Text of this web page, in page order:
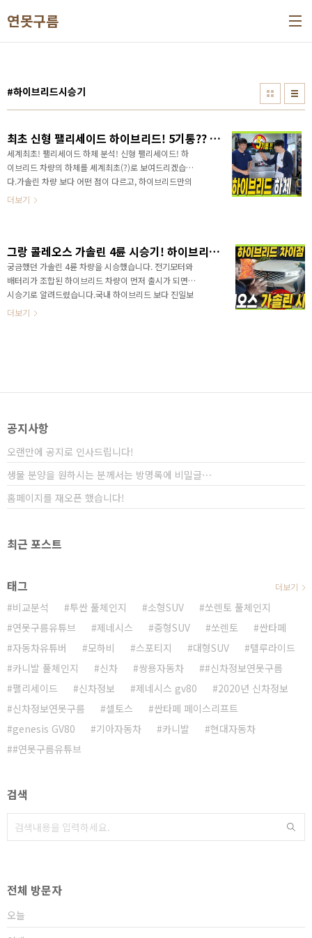
연못구름
#하이브리드시승기
최초 신형 팰리세이드 하이브리드! 5기통?? 하체 분석! 승차감이 다른 이유? 가솔린과 이렇게 다릅니다! #palisade #대형SUV #더모스트
세계최초! 팰리세이드 하체 분석! 신형 팰리세이드! 하
이브리드 차량의 하체를 셰계최초(?)로 보여드리겠습니
다.가솔린 차량 보다 어떤 점이 다르고, 하이브리드만의
특징도 함께 알려드리겠습니다. 영상으로 팰리세이드
은 결론은 하이브리드 차량은 5기통 같은 느낌이었습니
다. 감사합니다! 영상으로 팰리세이드 하이브리드 차량
의 하체를 최초로 만나보세요!&nbsp;&nbsp;"> 다음
소식도 놓치지 않고 빠르게 보고 싶다면 채널에 구독과
알림설정 잊지마세요! 감사합니다. ✔ 2% 캐시백 신차
구입+ 가장 빠르게 받을 수 있는 방..
더보기
그랑 콜레오스 가솔린 4륜 시승기! 하이브리드와 이렇게 다릅니다.
궁금했던 가솔린 4륜 차량을 시승했습니다. 전기모터와
배터리가 조합된 하이브리드 차량이 먼저 출시가 되면서
시승기로 알려드렸습니다.국내 하이브리드 보다 진일보
된 하이브리드 시스템으로 전기차에 가까운 하이브리드
합된 가솔린 4륜 차량이었습니다.세부적인 내용을 담고
기가 중요한 이유가 검증받은 CMA 플랫폼..
더보기
공지사항
오랜만에 공지로 인사드립니다!
생물 분양을 원하시는 분께서는 방명록에 비밀글⋯
홈페이지를 재오픈 했습니다!
최근 포스트
태그
비교분석 투싼 풀체인지 소형SUV
쏘렌토 풀체인지
연못구름유튜브
제네시스 중형SUV 쏘렌토
싼타페
자동차유튜버
모하비 스포티지 대형SUV
텔루라이드
카니발 풀체인지
신차 쌍용자동차
#신차정보연못구름
팰리세이드
신차정보 제네시스 gv80
2020년 신차정보
신차정보연못구름
셀토스
싼타페 페이스리프트
genesis GV80
기아자동차 카니발
현대자동차
#연못구름유튜브
더보기
검색
전체 방문자
오늘